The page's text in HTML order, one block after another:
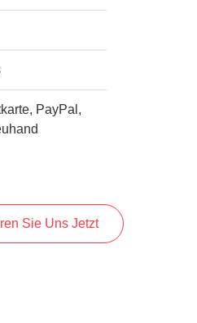
PayPal,
Sie Uns Jetzt